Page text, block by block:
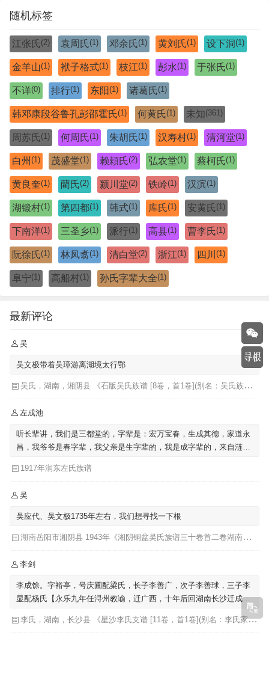
随机标签
江张氏 (2) 袁周氏(1) 邓余氏(1) 黄刘氏(1) 设下洞(1)
金羊山(1) 袱子格式(1) 枝江(1) 彭水(1) 于张氏(1)
不详(0) 排行(1) 东阳 (1) 诸葛氏(1)
韩邓康段谷鲁孔彭邵霍氏(1) 何黄氏(1) 未知(361)
周苏氏 (1) 何周氏(1) 朱胡氏(1) 汉寿村(1) 清河堂(1)
白州 (1) 茂盛堂(1) 赖頼氏(2) 弘农堂(1) 蔡柯氏(1)
黄良奎(1) 藺氏(2) 颍川堂(2) 铁岭(1) 汉滨(1)
湖锻村(1) 第四都(1) 韩式(1) 库氏(1) 安黄氏 (1)
下南洋(1) 三圣乡(1) 派行(1) 高县(1) 曹李氏(1)
阮徐氏(1) 林凤翥(1) 清白堂(2) 浙江(1) 四川 (1)
阜宁(1) 高船村(1) 孙氏字辈大全(1)
最新评论
吴
吴文极带着吴璋游离湖境太行鄂
吴氏，湖南，湘阴县 《石版吴氏族谱 [8卷，首1卷](别名：吴氏族谱)》
左成池
听长辈讲，我们是三都堂的，字辈是：宏万宝春，生成其德，家道永
昌，我爷爷是春字辈，我父亲是生字辈的，我是成字辈的，来自涟水
1917年润东左氏族谱
吴
吴应代、吴文极1735年左右，我们想寻找一下根
湖南岳阳市湘阴县 1943年《湘阴铜盆吴氏族谱三十卷首二卷湖南省岳阳市湘阴县》发祥堂|吴楚椿（主修）
李剑
李成馀。字裕亭，号庆圃配梁氏，长子李善广，次子李善球，三子李
显配杨氏【永乐九年任浔州教谕，迁广西，十年后回湖南长沙迁成馀
李氏，湖南，长沙县 《星沙李氏支谱 [11卷，首1卷](别名：李氏家乘)》李芳城 ...[等]主修 ; 李沛华 ... [等]纂修